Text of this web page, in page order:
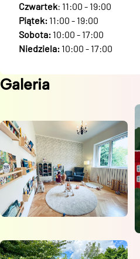
Czwartek: 11:00 - 19:00
Piątek: 11:00 - 19:00
Sobota: 10:00 - 17:00
Niedziela: 10:00 - 17:00
Galeria